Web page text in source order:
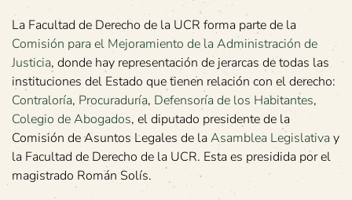
La Facultad de Derecho de la UCR forma parte de la
Comisión para el Mejoramiento de la Administración de
Justicia, donde hay representación de jerarcas de todas las
instituciones del Estado que tienen relación con el derecho:
Contraloría, Procuraduría, Defensoría de los Habitantes,
Colegio de Abogados, el diputado presidente de la
Comisión de Asuntos Legales de laAsamblea Legislativa y
la Facultad de Derecho de la UCR. Esta es presidida por el
magistrado Román Solís.